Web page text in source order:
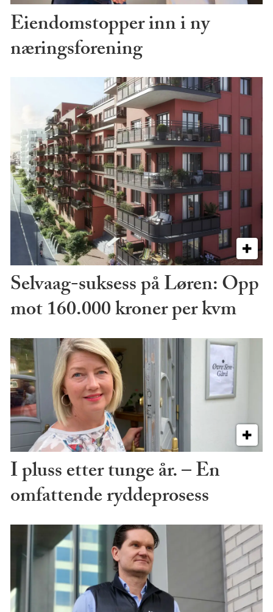
Eiendomstopper inn i ny
næringsforening
Selvaag-suksess på Løren: Opp
mot 160.000 kroner per kvm
I pluss etter tunge år. – En
omfattende ryddeprosess